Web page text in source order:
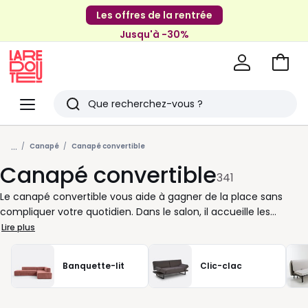
Les offres de la rentrée
Jusqu'à -30%
Menu
Redoute
Rechercher
Derniers
articles
vus
Aller
... Canapé Canapé convertible
Canapé convertible341
Le canapé convertible vous aide à gagner de la place sans
compliquer votre quotidien. Dans le salon, il accueille les
moments de détente; le soir, il se transforme en couchage
d’appoint ou en lit plus régulier selon vos besoins. Chez La
Redoute, nous vous proposons des modèles pensés pour suivre
votre rythme: ouverture rapide, assise agréable, formats
compacts pour les petits espaces ou dimensions plus
Lire plus
Banquette-lit Clic-clac